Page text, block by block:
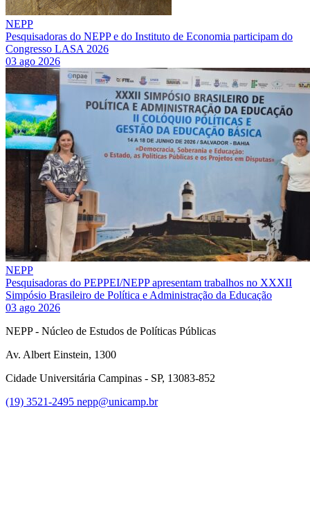
NEPP
Pesquisadoras do NEPP e do Instituto de Economia participam do
Congresso LASA 2026
03 ago 2026
NEPP
Pesquisadoras do PEPPEI/NEPP apresentam trabalhos no XXXII
Simpósio Brasileiro de Política e Administração da Educação
03 ago 2026
NEPP - Núcleo de Estudos de Políticas Públicas
Av. Albert Einstein, 1300
Cidade Universitária Campinas - SP, 13083-852
(19) 3521-2495 nepp@unicamp.br